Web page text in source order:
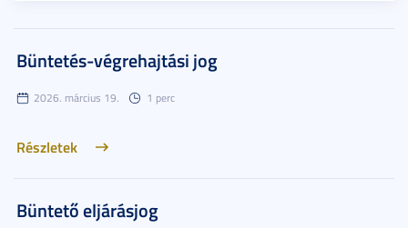
Büntetés-végrehajtási jog
2026. március 19. 1 perc
Részletek
Büntető eljárásjog